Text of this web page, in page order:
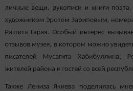
личные вещи, рукописи и книги поэта,
художником Эротом Зариповым, номера
Рашита Гарая. Особый интерес
отзывов музея, в котором можно
писателей Мусагита Хабибуллина,
жителей района и гостей со всей
Также Лениза Якиева поделилась